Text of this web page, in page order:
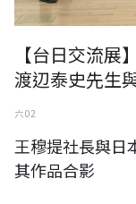
【台日交流
渡辺泰史先生
六 02
王穆提社長與日
其作品合影